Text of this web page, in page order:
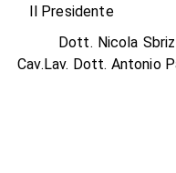
Il Presidente
Dott.
Cav.Lav. Dott. Antonio